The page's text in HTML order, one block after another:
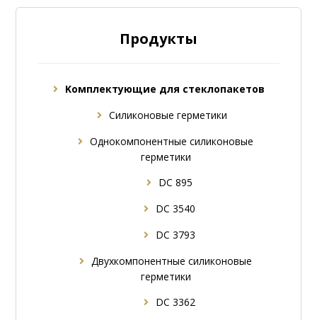
Продукты
Kомплектующие для стеклопакетов
Силиконовые герметики
Однокомпонентные силиконовые
герметики
DC 895
DC 3540
DC 3793
Двухкомпонентные силиконовые
герметики
DC 3362